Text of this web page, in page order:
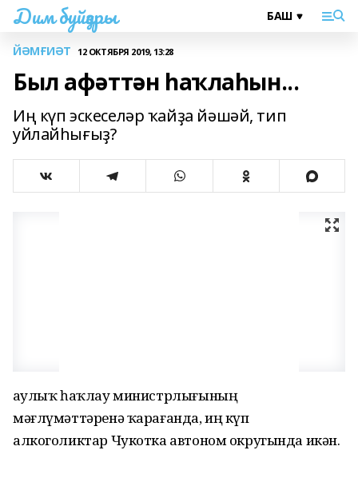
Дим буйҙары
ЙӘМҒИӘТ 12 ОКТЯБРЯ 2019, 13:28
Был афәттән һаҡлаһын...
Иң күп эскеселәр ҡайҙа йәшәй, тип
уйлайһығыҙ?
Һаулыҡ һаҡлау министрлығының
мәғлүмәттәренә ҡарағанда, иң күп
алкоголиктар Чукотка автоном округында икән.